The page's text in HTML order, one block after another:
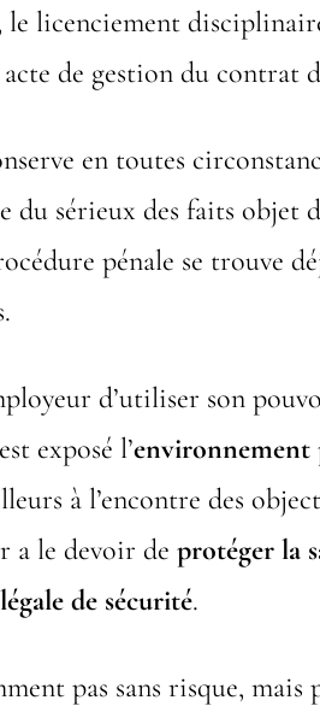
licenciement disciplinaire
acte de gestion du contrat
en toutes
du sérieux des faits objet
pénale se trouve
d’utiliser son
exposé l’environnement
à l’encontre des
a le devoir de protéger la
de sécurité.
pas sans risque,